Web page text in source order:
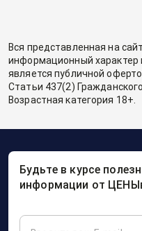
Вся представленная на
информационный характер
является публичной
Статьи 437(2)
Возрастная категория 18+.
Будьте в курсе
информации от